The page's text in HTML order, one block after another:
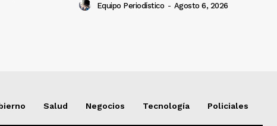
Equipo Periodístico - Agosto 6, 2026
Salud Negocios Tecnología Policiales